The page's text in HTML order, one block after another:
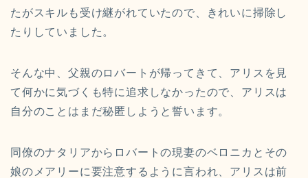
たがスキルも受け継がれていたので、きれいに掃除し
たりしていました。
そんな中、父親のロバートが帰ってきて、アリスを見
て何かに気づくも特に追求しなかったので、アリスは
自分のことはまだ秘匿しようと誓います。
同僚のナタリアからロバートの現妻のベロニカとその
娘のメアリーに要注意するように言われ、アリスは前